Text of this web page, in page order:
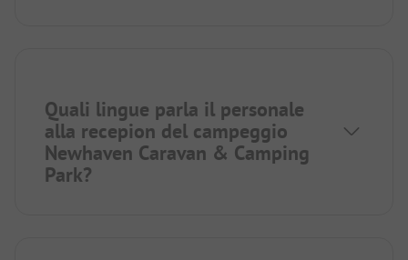
Quali lingue parla il personale
alla recepion del campeggio
Newhaven Caravan & Camping
Park?